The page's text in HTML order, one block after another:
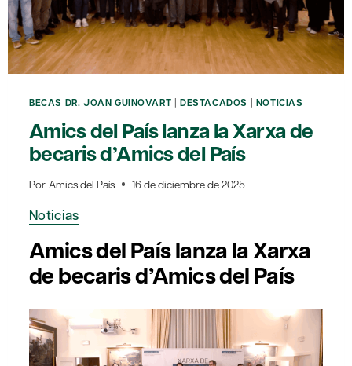
BECAS DR. JOAN GUINOVART |DESTACADOS | NOTICIAS
Amics del País lanza la Xarxa de
becaris d’Amics del País
Por Amics del País 16 de diciembre de 2025
Noticias
Amics del País lanza la Xarxa
de becaris d’Amics del País